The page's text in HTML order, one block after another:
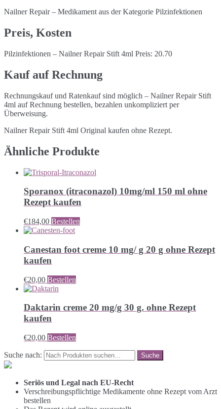
Nailner Repair – Medikament aus der Kategorie Pilzinfektionen
Preis, Kosten
Pilzinfektionen – Nailner Repair Stift 4ml Preis: 20.70
Kauf auf Rechnung
Rechnungskauf und Ratenkauf sind möglich – Nailner Repair Stift
4ml auf Rechnung bestellen, bezahlen unkompliziert per
Überweisung.
Nailner Repair Stift 4ml Original kaufen ohne Rezept.
Ähnliche Produkte
Sporanox (itraconazol) 10mg/ml 150 ml ohne
Rezept kaufen
€184,00 Bestellen
Canestan foot creme 10 mg/ g 20 g ohne Rezept
kaufen
€20,00 Bestellen
Daktarin creme 20 mg/g 30 g. ohne Rezept
kaufen
€20,00 Bestellen
Suche nach:
Seriös und Legal nach EU-Recht
Verschreibungspflichtige Medikamente ohne Rezept vom Arzt
bestellen